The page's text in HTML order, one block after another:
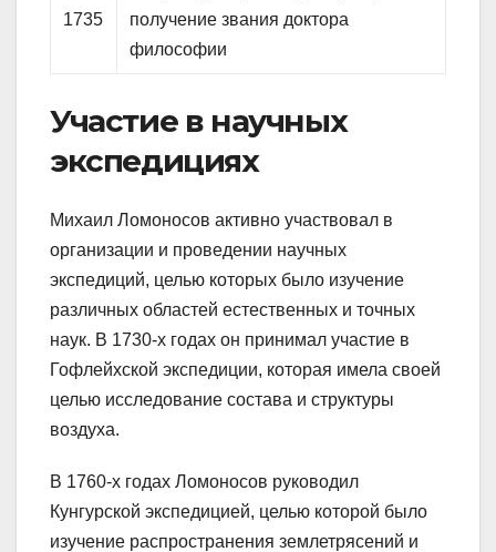
1735
получение звания доктора
философии
Участие в научных
экспедициях
Михаил Ломоносов активно участвовал в
организации и проведении научных
экспедиций, целью которых было изучение
различных областей естественных и точных
наук. В 1730-х годах он принимал участие в
Гофлейхской экспедиции, которая имела своей
целью исследование состава и структуры
воздуха.
В 1760-х годах Ломоносов руководил
Кунгурской экспедицией, целью которой было
изучение распространения землетрясений и